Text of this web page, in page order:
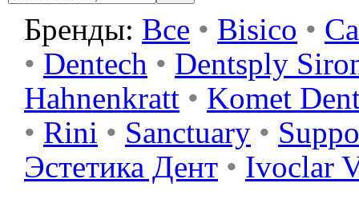
Бренды: Все • Bisico •
• Dentech • Dentsply
Hahnenkratt • Komet
• Rini • Sanctuary •
Эстетика Дент • Ivoclar